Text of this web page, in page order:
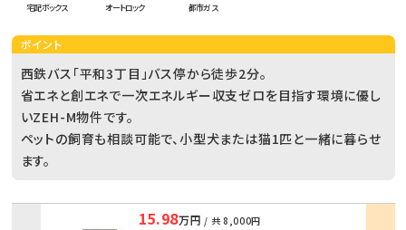
宅配ボックス オートロック 都市ガス
ポイント
西鉄バス「平和3丁目」バス停から徒歩2分。
省エネと創エネで一次エネルギー収支ゼロを目指す環境に優し
いZEH-M物件です。
ペットの飼育も相談可能で、小型犬または猫1匹と一緒に暮らせ
ます。
15.98万円 / 共 8,000円